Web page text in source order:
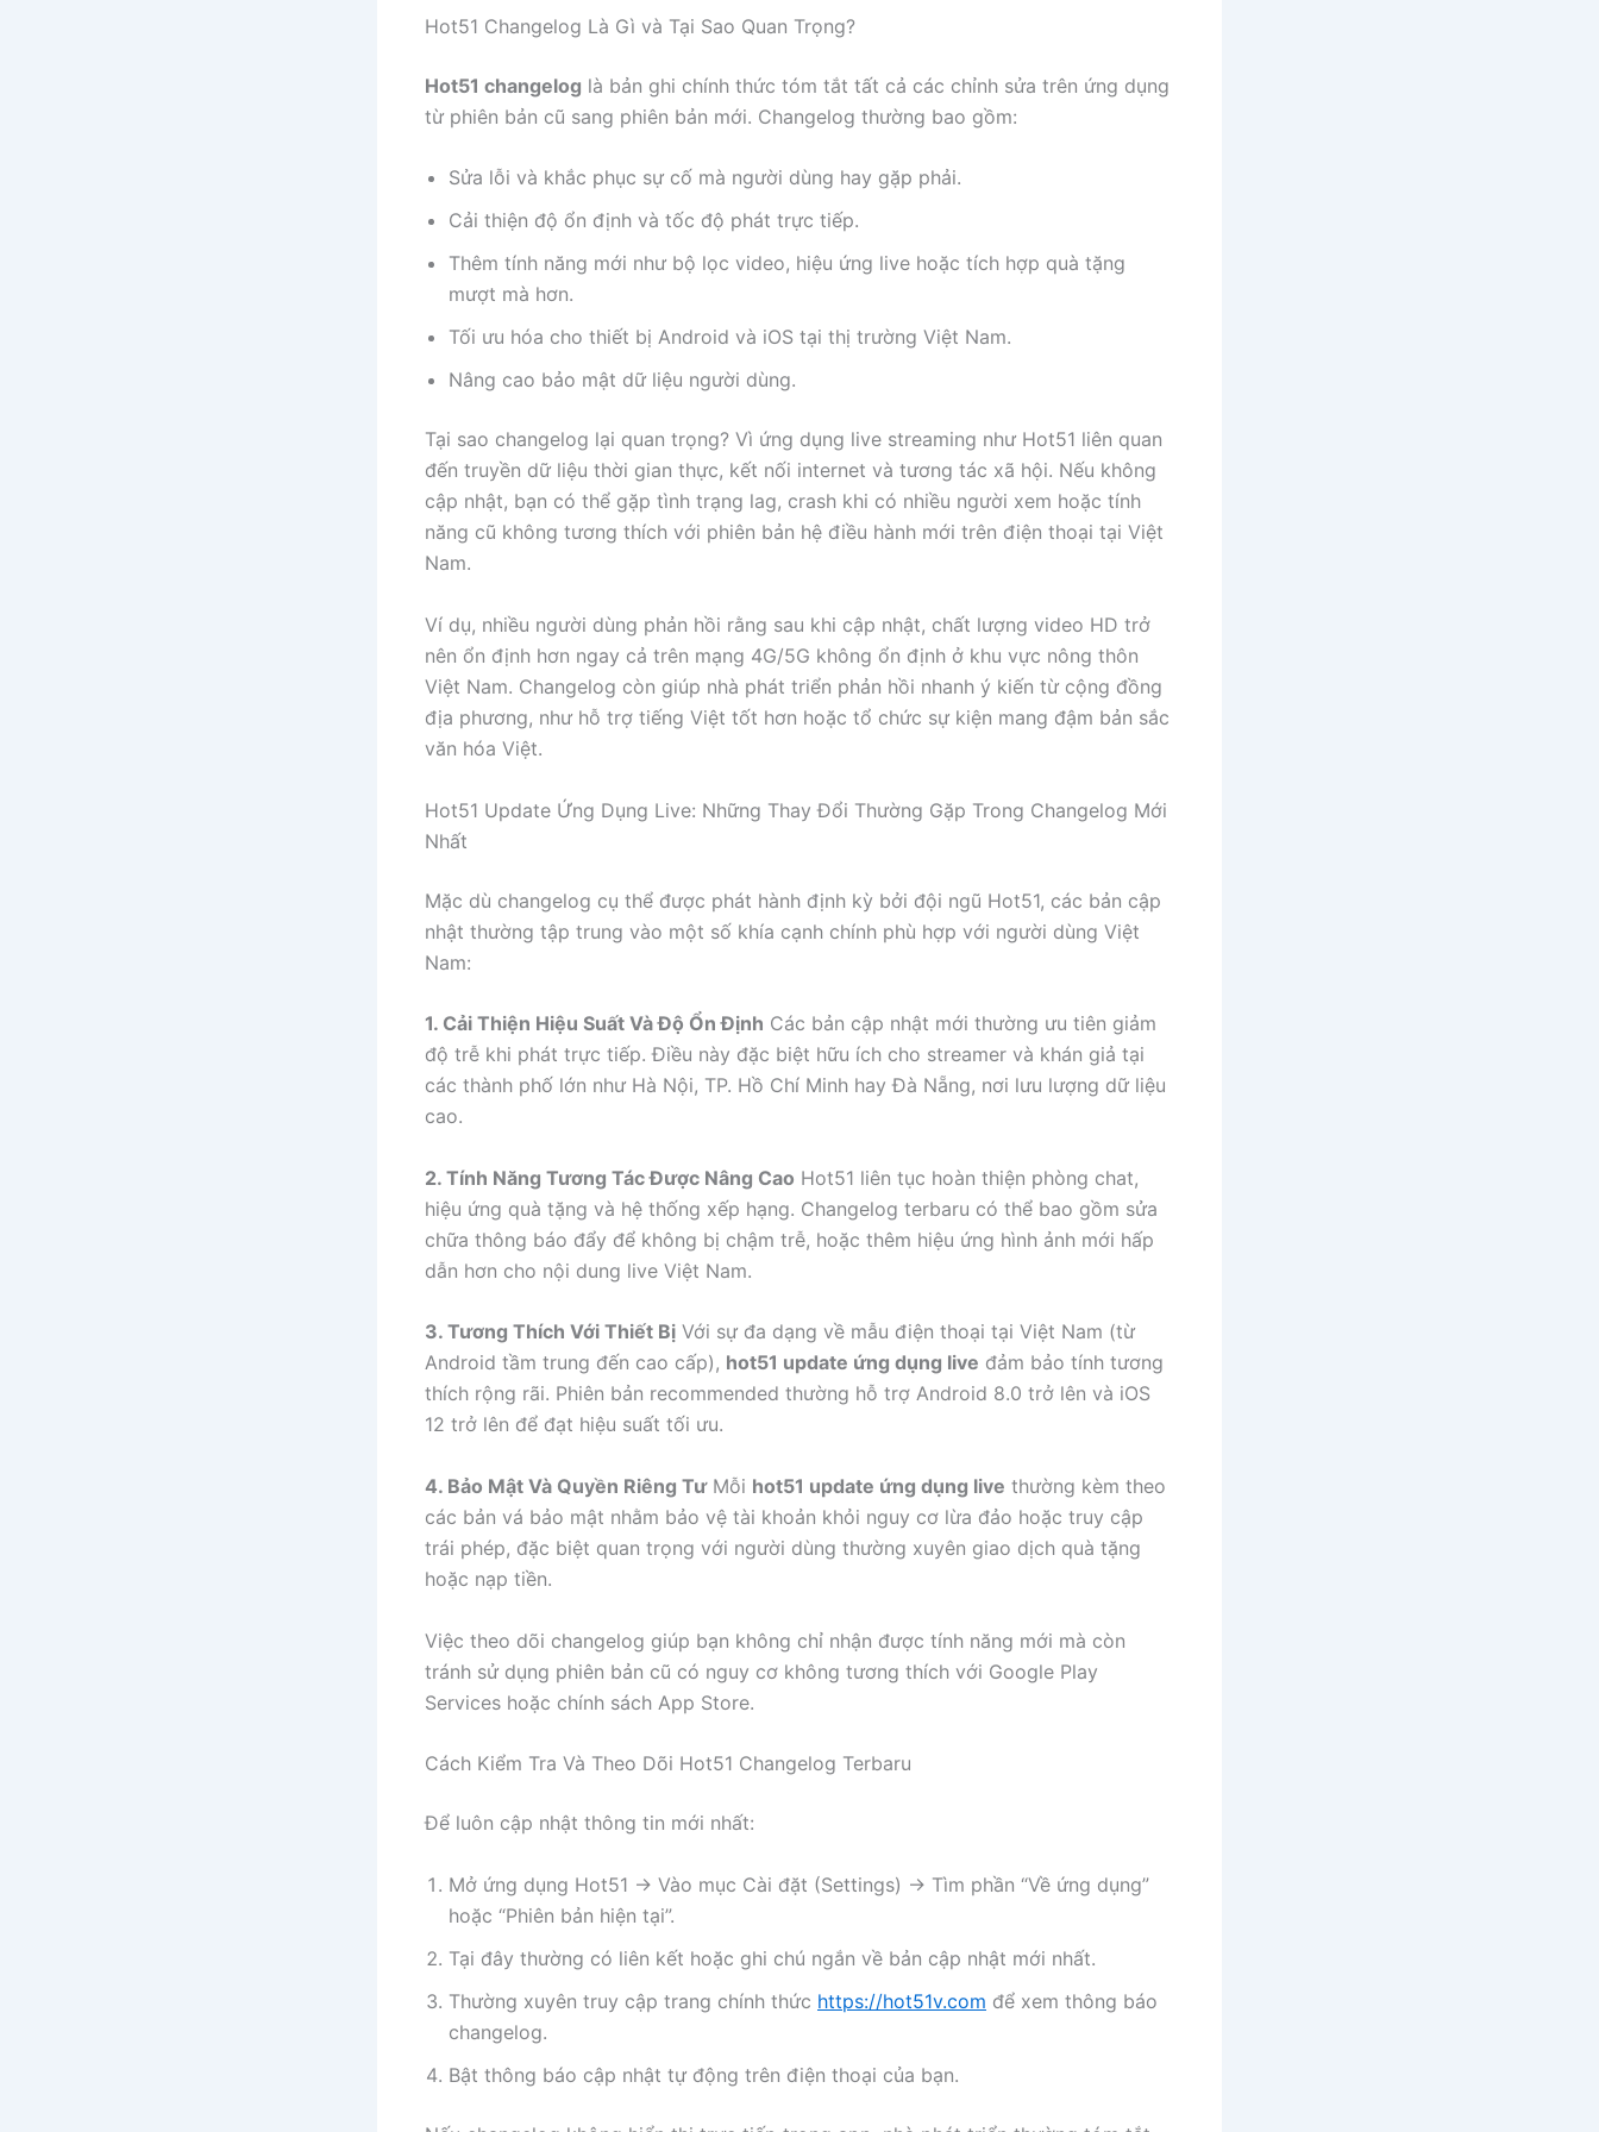
Hot51 Changelog Là Gì và Tại Sao Quan Trọng?
Hot51 changelog là bản ghi chính thức tóm tắt tất cả các chỉnh sửa trên ứng dụng
từ phiên bản cũ sang phiên bản mới. Changelog thường bao gồm:
Sửa lỗi và khắc phục sự cố mà người dùng hay gặp phải.
Cải thiện độ ổn định và tốc độ phát trực tiếp.
Thêm tính năng mới như bộ lọc video, hiệu ứng live hoặc tích hợp quà tặng
mượt mà hơn.
Tối ưu hóa cho thiết bị Android và iOS tại thị trường Việt Nam.
Nâng cao bảo mật dữ liệu người dùng.
Tại sao changelog lại quan trọng? Vì ứng dụng live streaming như Hot51 liên quan
đến truyền dữ liệu thời gian thực, kết nối internet và tương tác xã hội. Nếu không
cập nhật, bạn có thể gặp tình trạng lag, crash khi có nhiều người xem hoặc tính
năng cũ không tương thích với phiên bản hệ điều hành mới trên điện thoại tại Việt
Nam.
Ví dụ, nhiều người dùng phản hồi rằng sau khi cập nhật, chất lượng video HD trở
nên ổn định hơn ngay cả trên mạng 4G/5G không ổn định ở khu vực nông thôn
Việt Nam. Changelog còn giúp nhà phát triển phản hồi nhanh ý kiến từ cộng đồng
địa phương, như hỗ trợ tiếng Việt tốt hơn hoặc tổ chức sự kiện mang đậm bản sắc
văn hóa Việt.
Hot51 Update Ứng Dụng Live: Những Thay Đổi Thường Gặp Trong Changelog Mới
Nhất
Mặc dù changelog cụ thể được phát hành định kỳ bởi đội ngũ Hot51, các bản cập
nhật thường tập trung vào một số khía cạnh chính phù hợp với người dùng Việt
Nam:
1. Cải Thiện Hiệu Suất Và Độ Ổn Định Các bản cập nhật mới thường ưu tiên giảm
độ trễ khi phát trực tiếp. Điều này đặc biệt hữu ích cho streamer và khán giả tại
các thành phố lớn như Hà Nội, TP. Hồ Chí Minh hay Đà Nẵng, nơi lưu lượng dữ liệu
cao.
2. Tính Năng Tương Tác Được Nâng Cao Hot51 liên tục hoàn thiện phòng chat,
hiệu ứng quà tặng và hệ thống xếp hạng. Changelog terbaru có thể bao gồm sửa
chữa thông báo đẩy để không bị chậm trễ, hoặc thêm hiệu ứng hình ảnh mới hấp
dẫn hơn cho nội dung live Việt Nam.
3. Tương Thích Với Thiết Bị Với sự đa dạng về mẫu điện thoại tại Việt Nam (từ
Android tầm trung đến cao cấp), hot51 update ứng dụng live đảm bảo tính tương
thích rộng rãi. Phiên bản recommended thường hỗ trợ Android 8.0 trở lên và iOS
12 trở lên để đạt hiệu suất tối ưu.
4. Bảo Mật Và Quyền Riêng TưMỗi hot51 update ứng dụng live thường kèm theo
các bản vá bảo mật nhằm bảo vệ tài khoản khỏi nguy cơ lừa đảo hoặc truy cập
trái phép, đặc biệt quan trọng với người dùng thường xuyên giao dịch quà tặng
hoặc nạp tiền.
Việc theo dõi changelog giúp bạn không chỉ nhận được tính năng mới mà còn
tránh sử dụng phiên bản cũ có nguy cơ không tương thích với Google Play
Services hoặc chính sách App Store.
Cách Kiểm Tra Và Theo Dõi Hot51 Changelog Terbaru
Để luôn cập nhật thông tin mới nhất:
Mở ứng dụng Hot51 → Vào mục Cài đặt (Settings) → Tìm phần “Về ứng dụng”
hoặc “Phiên bản hiện tại”.
Tại đây thường có liên kết hoặc ghi chú ngắn về bản cập nhật mới nhất.
Thường xuyên truy cập trang chính thức https://hot51v.com để xem thông báo
changelog.
Bật thông báo cập nhật tự động trên điện thoại của bạn.